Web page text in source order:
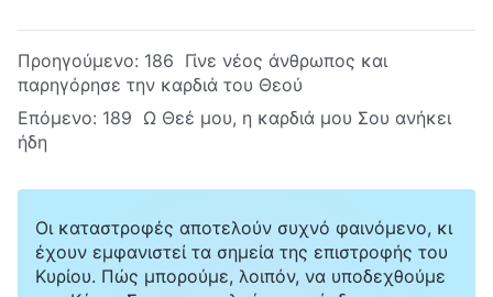
Προηγούμενο: 186 Γίνε νέος άνθρωπος και
παρηγόρησε την καρδιά του Θεού
Επόμενο: 189 Ω Θεέ μου, η καρδιά μου Σου ανήκει
ήδη
Οι καταστροφές αποτελούν συχνό φαινόμενο, κι
έχουν εμφανιστεί τα σημεία της επιστροφής του
Κυρίου. Πώς μπορούμε, λοιπόν, να υποδεχθούμε